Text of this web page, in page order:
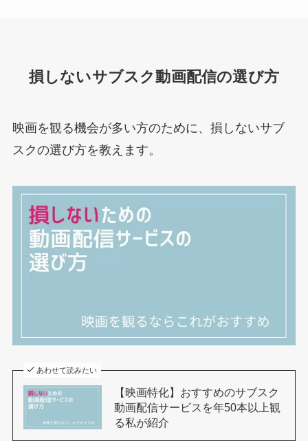
損しないサブスク動画配信の選び方
映画を観る機会が多い方のために、損しないサブ
スクの選び方を教えます。
あわせて読みたい
【映画特化】おすすめのサブスク
動画配信サービスを年50本以上観
る私が紹介